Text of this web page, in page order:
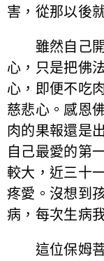
害，從那以後
雖然自己開
心，只是把佛
心，即便不吃
慈悲心。感恩
肉的果報還是
自己最愛的第
較大，近三十
疼愛。沒想到
病，每次生病
這位保姆菩